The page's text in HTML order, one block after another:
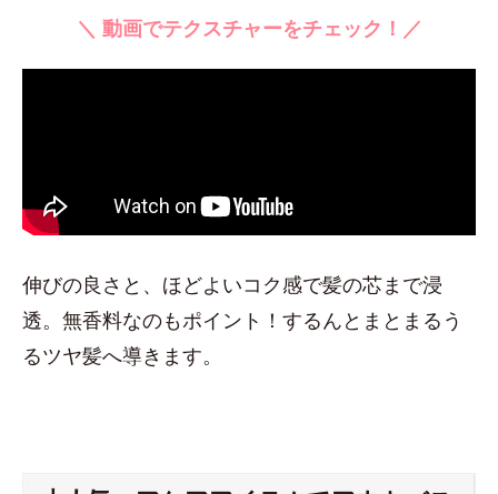
＼ 動画でテクスチャーをチェック！／
伸びの良さと、ほどよいコク感で髪の芯まで浸
透。無香料なのもポイント！するんとまとまるう
るツヤ髪へ導きます。